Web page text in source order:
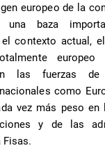
europeo de la
una baza
el contexto actual,
europeo
las fuerzas
como
vez más peso en
y de las
Fisas.